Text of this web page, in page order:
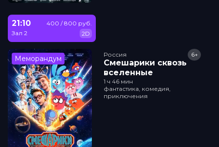
21:10
Зал 2
400 / 800 руб.
2D
Меморандум Россия
Смешарики сквозь
вселенные
6+
1 ч 46 мин
фантастика, комедия,
приключения